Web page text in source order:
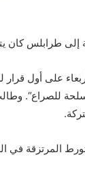
طرابلس كان
على أول
للصراع“.
المرتزقة في